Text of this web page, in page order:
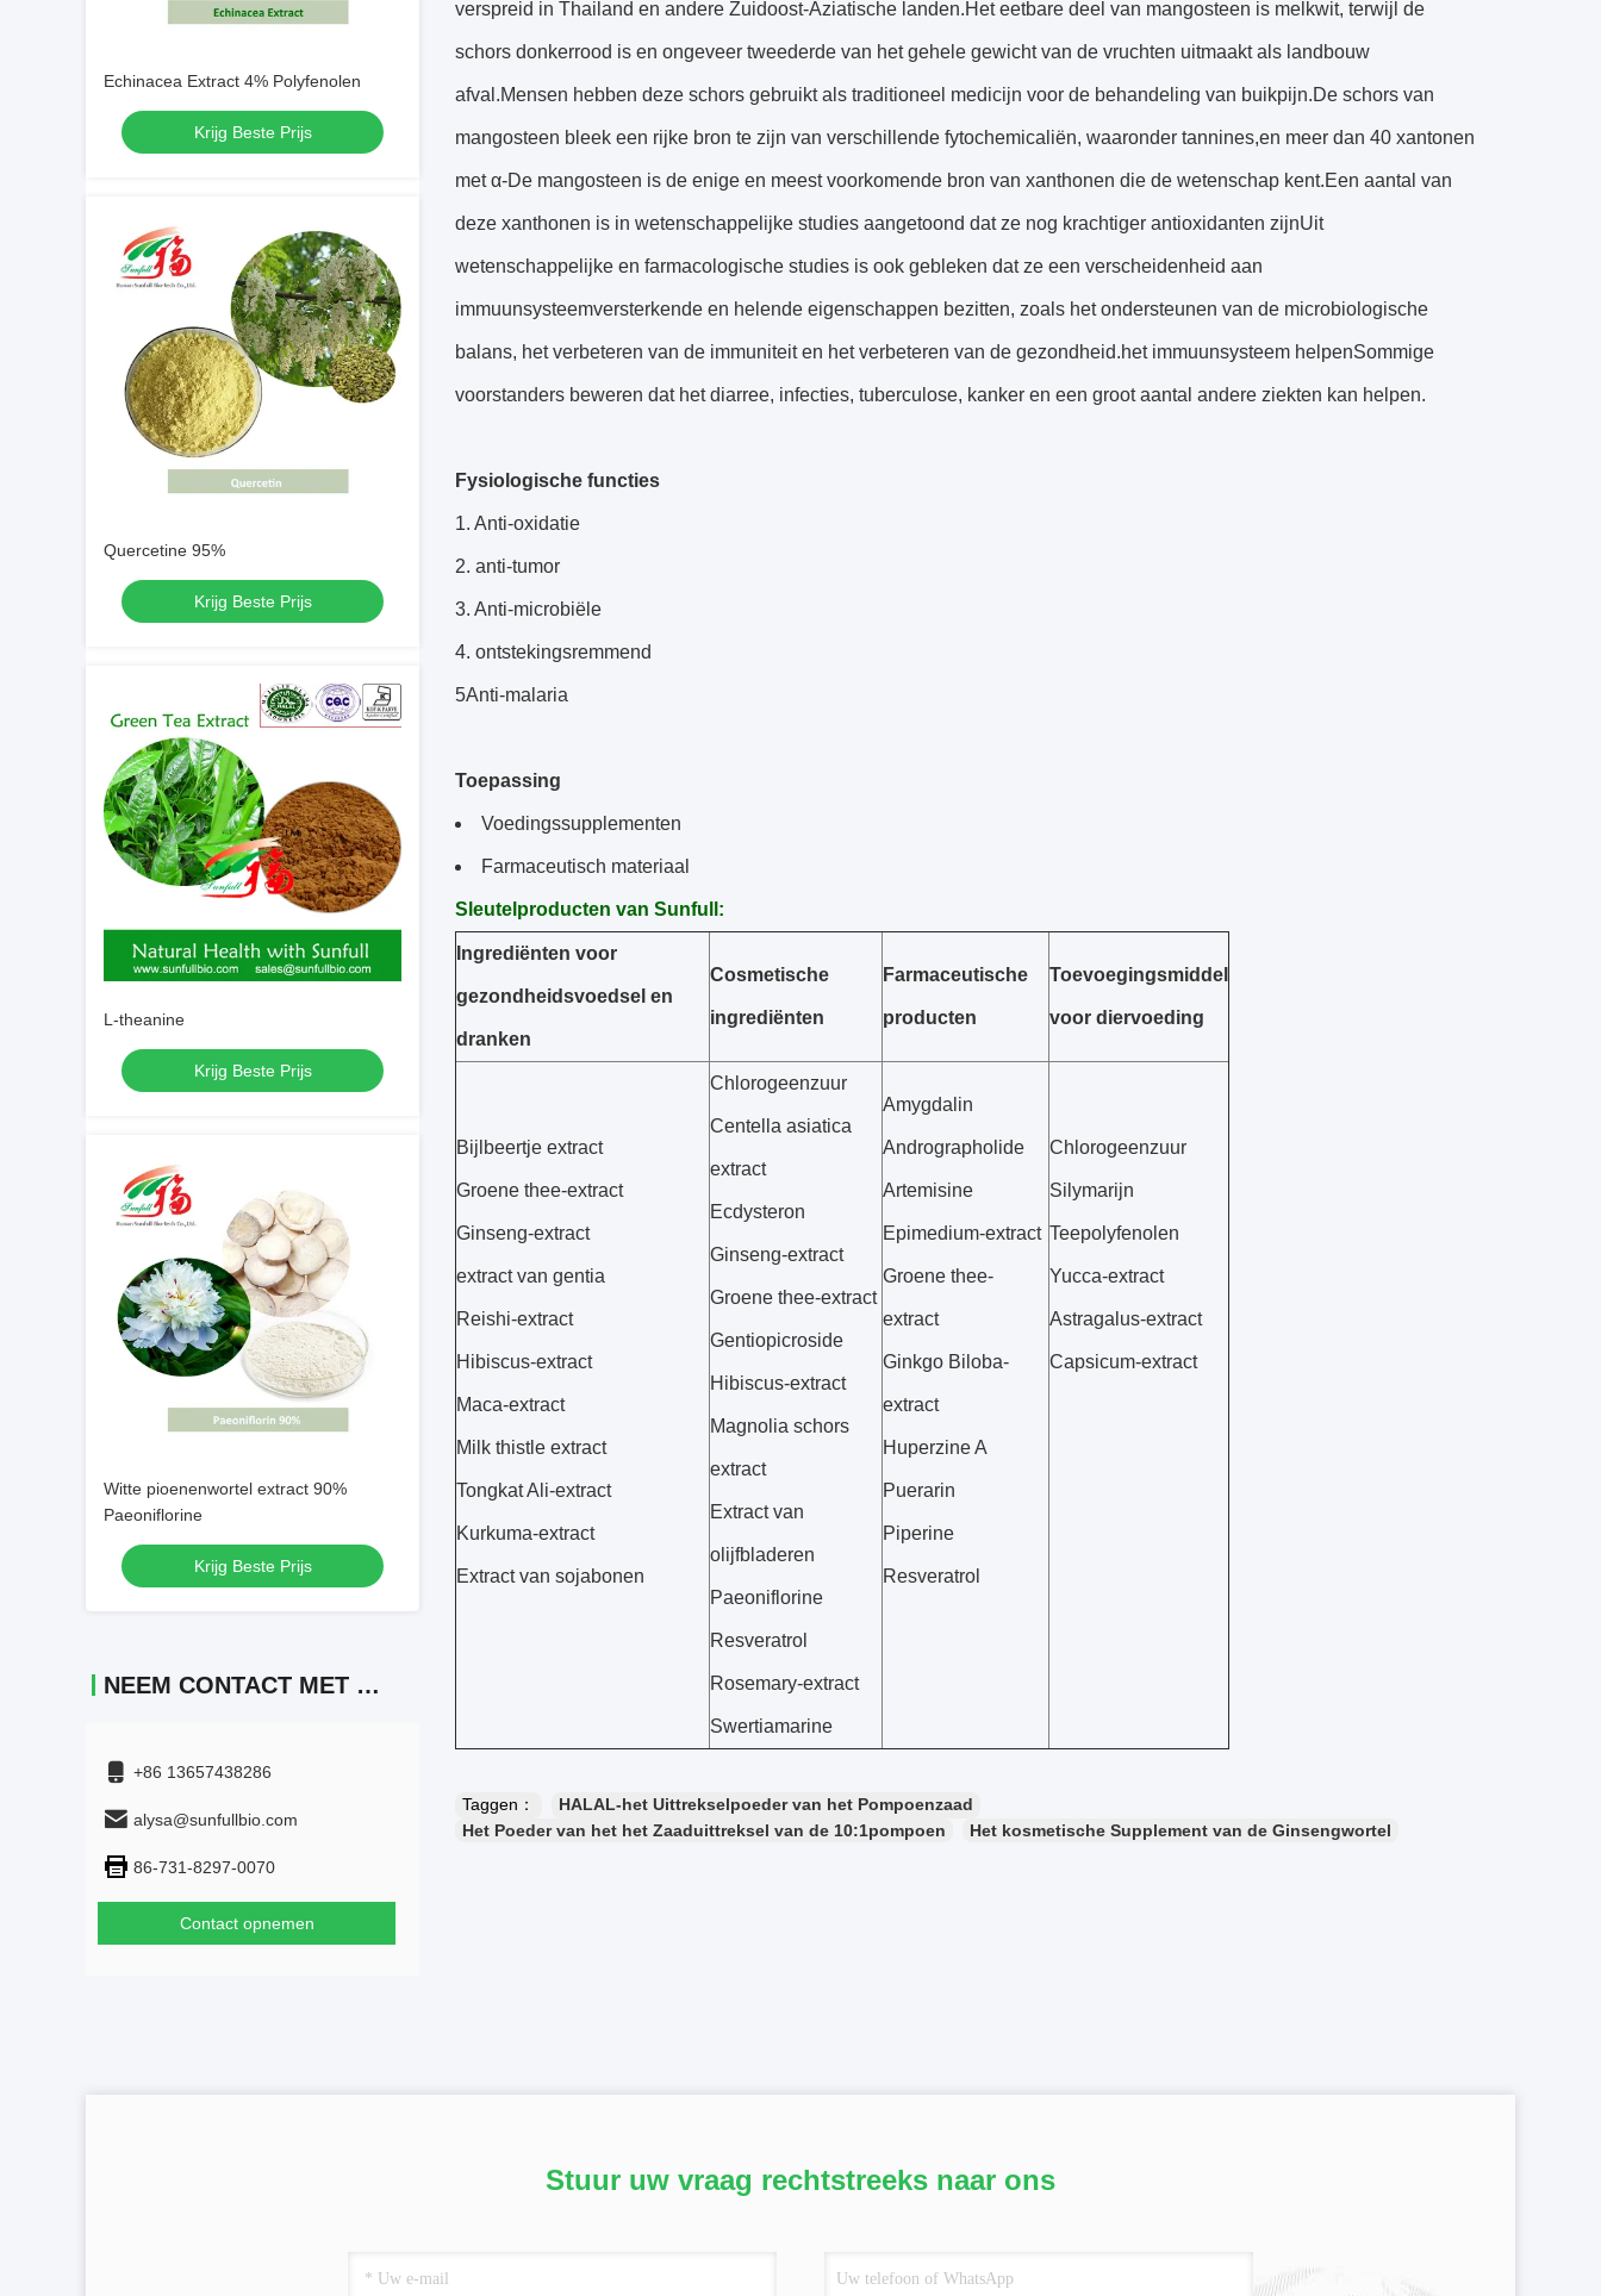
Echinacea Extract 4% Polyfenolen
Krijg Beste Prijs
Quercetine 95%
Krijg Beste Prijs
L-theanine
Krijg Beste Prijs
Witte pioenenwortel extract 90%
Paeoniflorine
Krijg Beste Prijs
NEEM CONTACT MET ONS OP
+86 13657438286
alysa@sunfullbio.com
86-731-8297-0070
Contact opnemen
verspreid in Thailand en andere Zuidoost-Aziatische landen.Het eetbare deel van mangosteen is melkwit, terwijl de
schors donkerrood is en ongeveer tweederde van het gehele gewicht van de vruchten uitmaakt als landbouw
afval.Mensen hebben deze schors gebruikt als traditioneel medicijn voor de behandeling van buikpijn.De schors van
mangosteen bleek een rijke bron te zijn van verschillende fytochemicaliën, waaronder tannines,en meer dan 40 xantonen
met α-De mangosteen is de enige en meest voorkomende bron van xanthonen die de wetenschap kent.Een aantal van
deze xanthonen is in wetenschappelijke studies aangetoond dat ze nog krachtiger antioxidanten zijnUit
wetenschappelijke en farmacologische studies is ook gebleken dat ze een verscheidenheid aan
immuunsysteemversterkende en helende eigenschappen bezitten, zoals het ondersteunen van de microbiologische
balans, het verbeteren van de immuniteit en het verbeteren van de gezondheid.het immuunsysteem helpenSommige
voorstanders beweren dat het diarree, infecties, tuberculose, kanker en een groot aantal andere ziekten kan helpen.
Fysiologische functies
1. Anti-oxidatie
2. anti-tumor
3. Anti-microbiële
4. ontstekingsremmend
5Anti-malaria
Toepassing
Voedingssupplementen
Farmaceutisch materiaal
Sleutelproducten van Sunfull:
Ingrediënten voor
gezondheidsvoedsel en
dranken
Cosmetische
ingrediënten
Farmaceutische
producten
Toevoegingsmiddel
voor diervoeding
Bijlbeertje extract
Groene thee-extract
Ginseng-extract
extract van gentia
Reishi-extract
Hibiscus-extract
Maca-extract
Milk thistle extract
Tongkat Ali-extract
Kurkuma-extract
Extract van sojabonen
Chlorogeenzuur
Centella asiatica
extract
Ecdysteron
Ginseng-extract
Groene thee-extract
Gentiopicroside
Hibiscus-extract
Magnolia schors
extract
Extract van
olijfbladeren
Paeoniflorine
Resveratrol
Rosemary-extract
Swertiamarine
Amygdalin
Andrographolide
Artemisine
Epimedium-extract
Groene thee-
extract
Ginkgo Biloba-
extract
Huperzine A
Puerarin
Piperine
Resveratrol
Chlorogeenzuur
Silymarijn
Teepolyfenolen
Yucca-extract
Astragalus-extract
Capsicum-extract
Taggen：
HALAL-het Uittrekselpoeder van het Pompoenzaad
Het Poeder van het het Zaaduittreksel van de 10:1pompoen
Het kosmetische Supplement van de Ginsengwortel
Stuur uw vraag rechtstreeks naar ons